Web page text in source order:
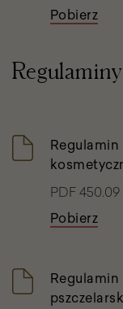
Pobierz
PDF 450.09
Pobierz